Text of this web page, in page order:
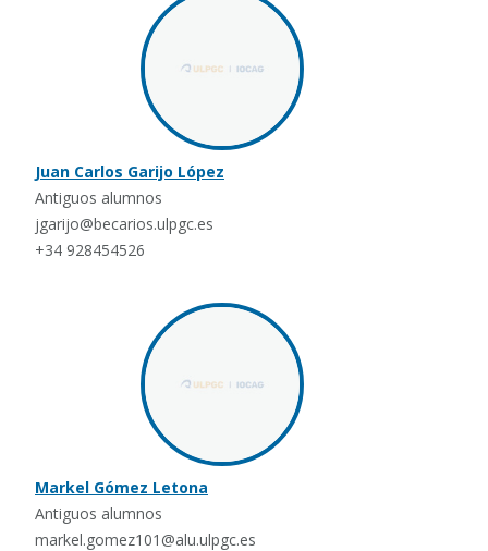
Juan Carlos Garijo López
Antiguos alumnos
jgarijo@becarios.ulpgc.es
+34 928454526
Markel Gómez Letona
Antiguos alumnos
markel.gomez101@alu.ulpgc.es